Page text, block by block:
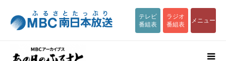
テレビ
番組表
ラジオ
番組表
メニュー